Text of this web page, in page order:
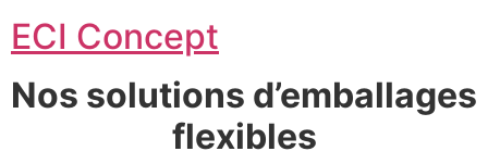
ECI Concept
Nos solutions d’emballages
flexibles